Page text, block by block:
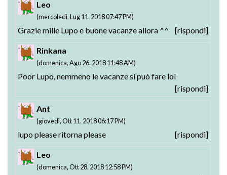
Leo
(mercoledì, Lug 11. 2018 07:47 PM)
Grazie mille Lupo e buone vacanze allora ^^ [rispondi]
Rinkana
(domenica, Ago 26. 2018 11:48 AM)
Poor Lupo, nemmeno le vacanze si può fare lol
[rispondi]
Ant
(giovedì, Ott 11. 2018 06:17 PM)
lupo please ritorna please [rispondi]
Leo
(domenica, Ott 28. 2018 12:58 PM)